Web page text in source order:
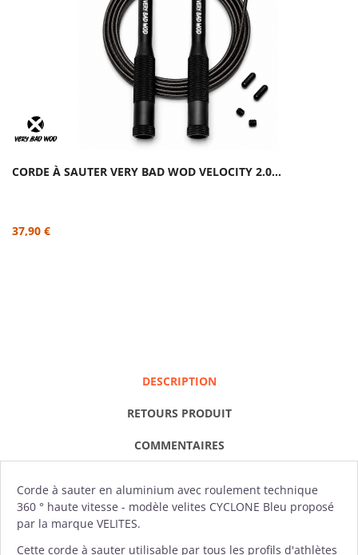
CORDE À SAUTER VERY BAD WOD VELOCITY 2.0...
37,90 €
DESCRIPTION
RETOURS PRODUIT
COMMENTAIRES
Corde à sauter en aluminium avec roulement technique
360 ° haute vitesse - modèle velites CYCLONE Bleu proposé
par la marque VELITES.
Cette corde à sauter utilisable par tous les profils d'athlètes